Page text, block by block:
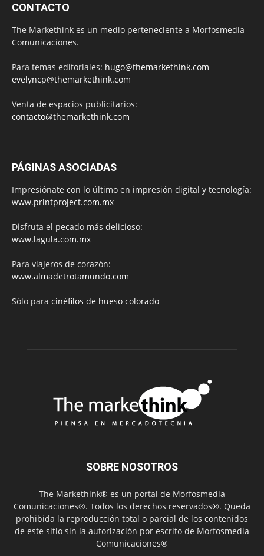
CONTACTO
The Markethink es un medio perteneciente a Morfosmedia
Comunicaciones.
Para temas editoriales: hugo@themarkethink.com
evelyncp@themarkethink.com
Venta de espacios publicitarios:
contacto@themarkethink.com
PÁGINAS ASOCIADAS
Impresiónate con lo último en impresión digital y tecnología:
www.printproject.com.mx
Disfruta el pecado más delicioso:
www.lagula.com.mx
Para viajeros de corazón:
www.almadetrotamundo.com
Sólo para cinéfilos de hueso colorado
SOBRE NOSOTROS
The Markethink® es un portal de Morfosmedia
Comunicaciones®. Todos los derechos reservados®. Queda
prohibida la reproducción total o parcial de los contenidos
de este sitio sin la autorización por escrito de Morfosmedia
Comunicaciones®